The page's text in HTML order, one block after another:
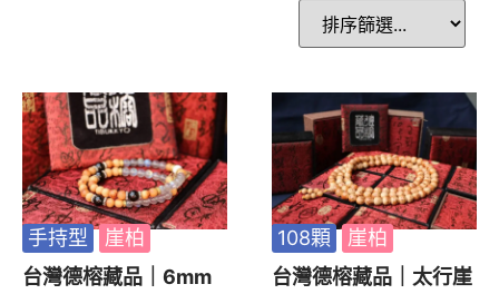
手持型
崖柏
台灣德榕藏品｜6mm
108顆
崖柏
台灣德榕藏品｜太行崖